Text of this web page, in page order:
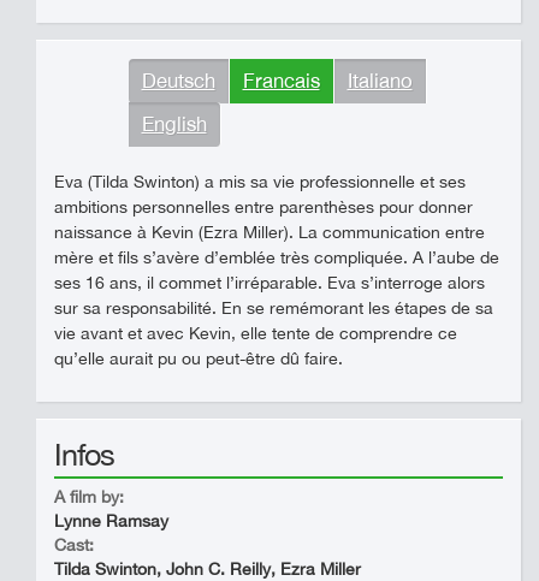
Deutsch Francais
Italiano
English
Eva (Tilda Swinton) a mis sa vie professionnelle et ses
ambitions personnelles entre parenthèses pour donner
naissance à Kevin (Ezra Miller). La communication entre
mère et fils s’avère d’emblée très compliquée. A l’aube de
ses 16 ans, il commet l’irréparable. Eva s’interroge alors
sur sa responsabilité. En se remémorant les étapes de sa
vie avant et avec Kevin, elle tente de comprendre ce
qu’elle aurait pu ou peut-être dû faire.
Infos
A film by:
Lynne Ramsay
Cast:
Tilda Swinton, John C. Reilly, Ezra Miller